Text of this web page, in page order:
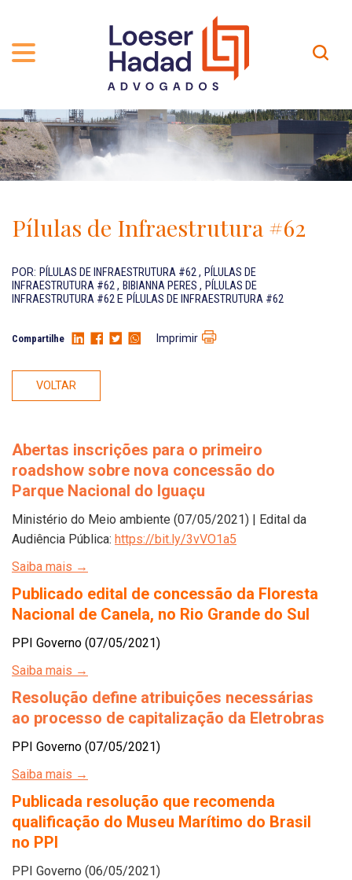
QUEM SOMOS
TRAJETÓRIA
INCLUSÃO E DIVERSIDADE
PRÊMIOS
ÁREAS DE ATUAÇÃO
PROFISSIONAIS
CARREIRA
Contato
Localização
Pílulas de Infraestrutura #62
POR: PÍLULAS DE INFRAESTRUTURA #62, PÍLULAS DE
INFRAESTRUTURA #62, BIBIANNA PERES , PÍLULAS DE
INFRAESTRUTURA #62 E PÍLULAS DE INFRAESTRUTURA #62
Compartilhe Imprimir
VOLTAR
Abertas inscrições para o primeiro
roadshow sobre nova concessão do
Parque Nacional do Iguaçu
Ministério do Meio ambiente (07/05/2021) | Edital da
Audiência Pública: https://bit.ly/3vVO1a5
Saiba mais →
Publicado edital de concessão da Floresta
Nacional de Canela, no Rio Grande do Sul
PPI Governo (07/05/2021)
Saiba mais →
Resolução define atribuições necessárias
ao processo de capitalização da Eletrobras
PPI Governo (07/05/2021)
Saiba mais →
Publicada resolução que recomenda
qualificação do Museu Marítimo do Brasil
no PPI
PPI Governo (06/05/2021)